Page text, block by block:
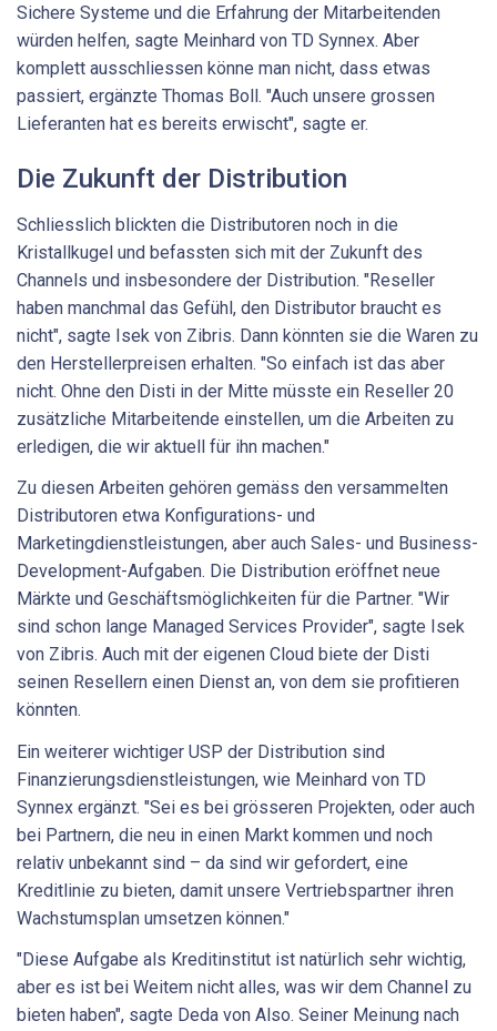
Sichere Systeme und die Erfahrung der Mitarbeitenden
würden helfen, sagte Meinhard von TD Synnex. Aber
komplett ausschliessen könne man nicht, dass etwas
passiert, ergänzte Thomas Boll. "Auch unsere grossen
Lieferanten hat es bereits erwischt", sagte er.
Die Zukunft der Distribution
Schliesslich blickten die Distributoren noch in die
Kristallkugel und befassten sich mit der Zukunft des
Channels und insbesondere der Distribution. "Reseller
haben manchmal das Gefühl, den Distributor braucht es
nicht", sagte Isek von Zibris. Dann könnten sie die Waren zu
den Herstellerpreisen erhalten. "So einfach ist das aber
nicht. Ohne den Disti in der Mitte müsste ein Reseller 20
zusätzliche Mitarbeitende einstellen, um die Arbeiten zu
erledigen, die wir aktuell für ihn machen."
Zu diesen Arbeiten gehören gemäss den versammelten
Distributoren etwa Konfigurations- und
Marketingdienstleistungen, aber auch Sales- und Business-
Development-Aufgaben. Die Distribution eröffnet neue
Märkte und Geschäftsmöglichkeiten für die Partner. "Wir
sind schon lange Managed Services Provider", sagte Isek
von Zibris. Auch mit der eigenen Cloud biete der Disti
seinen Resellern einen Dienst an, von dem sie profitieren
könnten.
Ein weiterer wichtiger USP der Distribution sind
Finanzierungsdienstleistungen, wie Meinhard von TD
Synnex ergänzt. "Sei es bei grösseren Projekten, oder auch
bei Partnern, die neu in einen Markt kommen und noch
relativ unbekannt sind – da sind wir gefordert, eine
Kreditlinie zu bieten, damit unsere Vertriebspartner ihren
Wachstumsplan umsetzen können."
"Diese Aufgabe als Kreditinstitut ist natürlich sehr wichtig,
aber es ist bei Weitem nicht alles, was wir dem Channel zu
bieten haben", sagte Deda von Also. Seiner Meinung nach